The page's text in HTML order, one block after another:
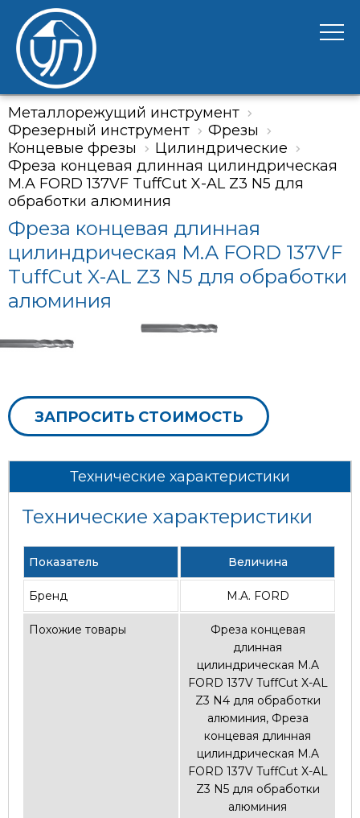
Металлорежущий инструмент
Фрезерный инструмент
Фрезы
Концевые фрезы
Цилиндрические
Фреза концевая длинная цилиндрическая
M.A FORD 137VF TuffCut X-AL Z3 N5 для
обработки алюминия
Фреза концевая длинная
цилиндрическая M.A FORD 137VF
TuffCut X-AL Z3 N5 для обработки
алюминия
ЗАПРОСИТЬ СТОИМОСТЬ
Технические характеристики
Технические характеристики
Показатель Величина
Бренд M.A. FORD
Похожие товары
Фреза концевая
длинная
цилиндрическая M.A
FORD 137V TuffCut X-AL
Z3 N4 для обработки
алюминия, Фреза
концевая длинная
цилиндрическая M.A
FORD 137V TuffCut X-AL
Z3 N5 для обработки
алюминия